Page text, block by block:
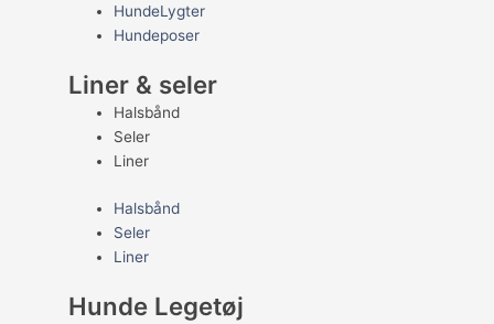
HundeLygter
Hundeposer
Liner & seler
Halsbånd
Seler
Liner
Halsbånd
Seler
Liner
Hunde Legetøj